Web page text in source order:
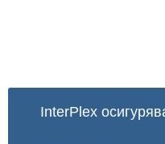
InterPlex